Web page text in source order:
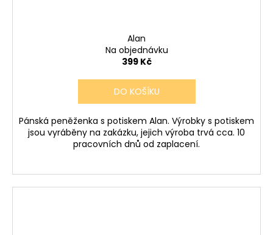
Alan
Na objednávku
399 Kč
DO KOŠÍKU
Pánská peněženka s potiskem Alan. Výrobky s potiskem
jsou vyráběny na zakázku, jejich výroba trvá cca. 10
pracovních dnů od zaplacení.